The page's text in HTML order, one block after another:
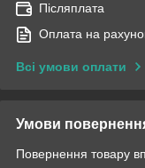
Післяплата
Оплата на
Всі умови оплати
Умови
Повернення товару